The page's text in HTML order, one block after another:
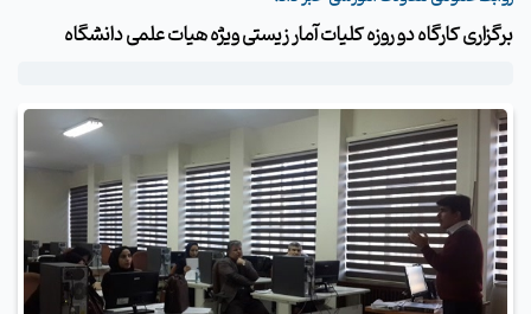
برگزاری کارگاه دو روزه کلیات آمار زیستی ویژه هیات علمی دانشگاه